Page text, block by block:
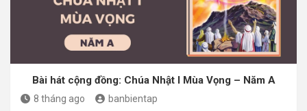
Bài hát cộng đồng: Chúa Nhật I Mùa Vọng – Năm A
8 tháng ago banbientap